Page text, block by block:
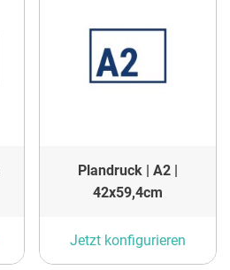
Plandruck | A2 |
42x59,4cm
Jetzt konfigurieren